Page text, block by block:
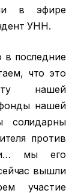
в эфире
УНН.
в последние
что это
нашей
фонды нашей
солидарны
против
мы его
вышли
участие